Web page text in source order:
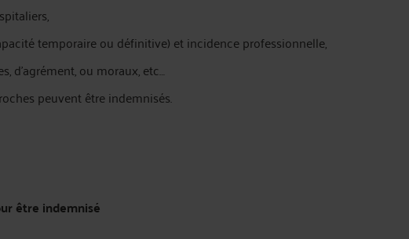
temporaire ou définitive) et incidence professionnelle,
d’agrément, ou moraux, etc…
peuvent être indemnisés.
être indemnisé